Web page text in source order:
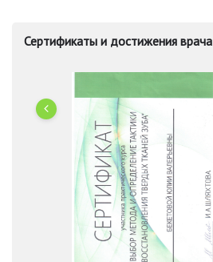
Сертификаты и достижения врача